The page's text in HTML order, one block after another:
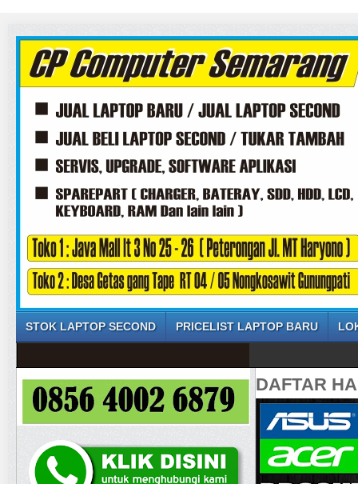
STOK LAPTOP SECOND PRICELIST LAPTOP BARU
DAFTAR